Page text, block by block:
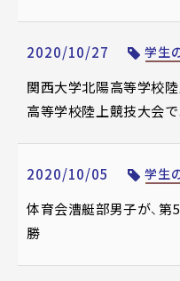
2020/10/27 学生
関西大学北陽高等学校
高等学校陸上競技大会
2020/10/05 学生
体育会漕艇部男子が、
勝